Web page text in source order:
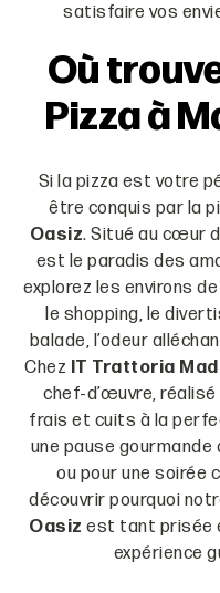
satisfaire vos
Où
Pizza à
Si la pizza est votre
être conquis par la
Oasiz. Situé au cœur
est le paradis des
explorez les environs
le shopping, le
balade, l’odeur
Chez IT Trattoria
chef-d’œuvre,
frais et cuits à la
une pause gourmande
ou pour une soirée
découvrir pourquoi
Oasiz est tant prisée
expérience